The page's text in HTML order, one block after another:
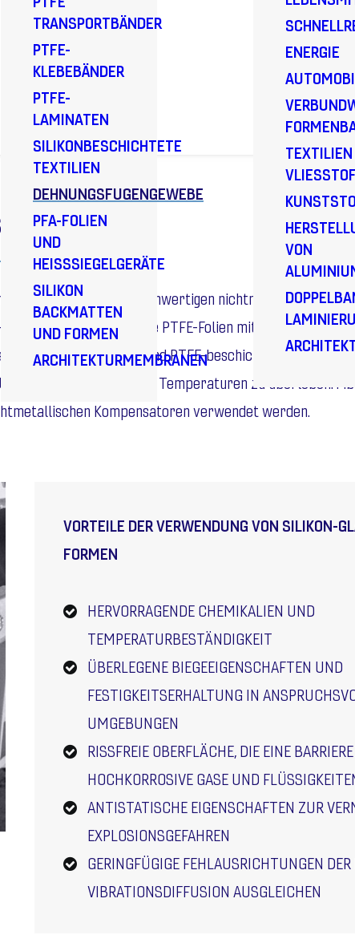
TRANSPORTBÄNDER
PTFE-
KLEBEBÄNDER
PTFE-
LAMINATEN
SILIKONBESCHICHTETE
TEXTILIEN
DEHNUNGSFUGENGEWEBE
PFA-FOLIEN
UND
HEISSSIEGELGERÄTE
SILIKON
BACKMATTEN
UND FORMEN
ARCHITEKTURMEMBRANEN
ENERGIE
VON
Hersteller von hochwertigen nichtmetallischen
100%ige PTFE-Folien mit Multi
laminiert sind, und PTFE-beschichtete Gewebe.
und bei hohen Temperaturen zu überleben.
Kompensatoren verwendet werden.
VORTEILE DER VERWENDUNG VON SILIKON-
FORMEN
HERVORRAGENDE CHEMIKALIEN UND
TEMPERATURBESTÄNDIGKEIT
ÜBERLEGENE BIEGEEIGENSCHAFTEN UND
FESTIGKEITSERHALTUNG IN
UMGEBUNGEN
RISSFREIE OBERFLÄCHE, DIE EINE
HOCHKORROSIVE GASE UND
ANTISTATISCHE EIGENSCHAFTEN ZUR
EXPLOSIONSGEFAHREN
GERINGFÜGIGE FEHLAUSRICHTUNGEN
VIBRATIONSDIFFUSION AUSGLEICHEN